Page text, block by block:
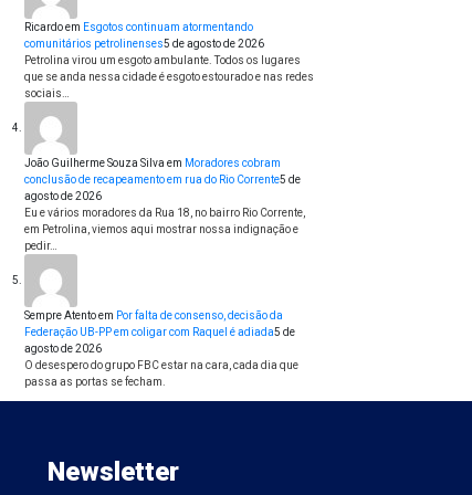
Ricardoem Esgotos continuam atormentando
comunitários petrolinenses5 de agosto de 2026
Petrolina virou um esgoto ambulante. Todos os lugares
que se anda nessa cidade é esgoto estourado e nas redes
sociais…
João Guilherme Souza Silva em Moradores cobram
conclusão de recapeamento em rua do Rio Corrente5 de
agosto de 2026
Eu e vários moradores da Rua 18, no bairro Rio Corrente,
em Petrolina, viemos aqui mostrar nossa indignação e
pedir…
Sempre Atentoem Por falta de consenso, decisão da
Federação UB-PP em coligar com Raquel é adiada5 de
agosto de 2026
O desespero do grupo FBC estar na cara, cada dia que
passa as portas se fecham.
Newsletter